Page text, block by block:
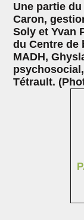
Une partie
Caron,
Soly et Yvan
du Centre de
MADH,
Tétrault.